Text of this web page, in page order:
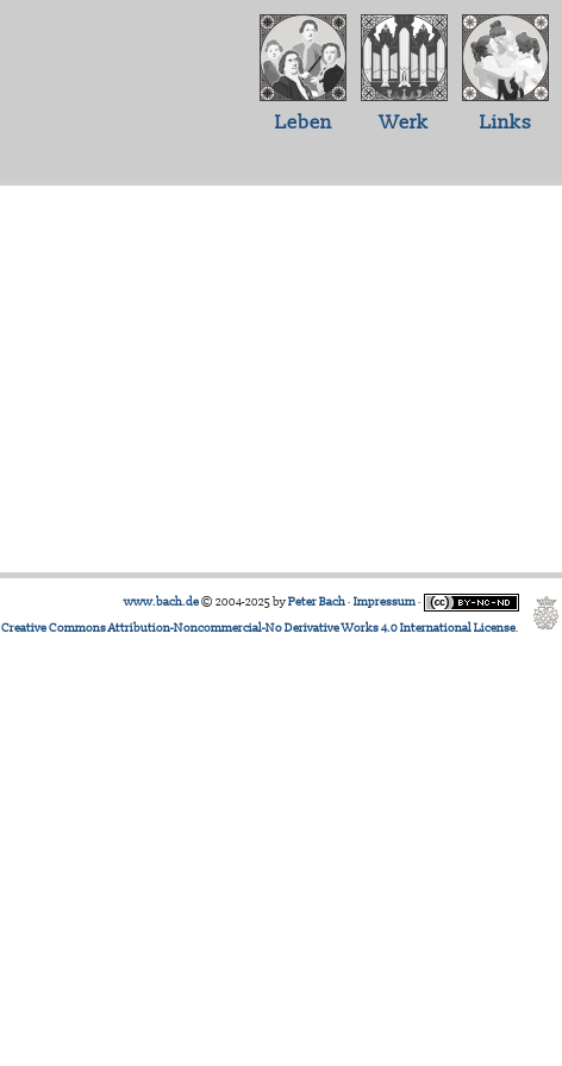
Leben Werk Links
www.bach.de© 2004-2025 byPeter Bach· Impressum·
Creative Commons Attribution-Noncommercial-No Derivative Works 4.0 International License.